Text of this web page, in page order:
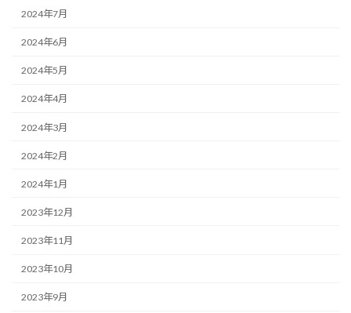
2024年7月
2024年6月
2024年5月
2024年4月
2024年3月
2024年2月
2024年1月
2023年12月
2023年11月
2023年10月
2023年9月